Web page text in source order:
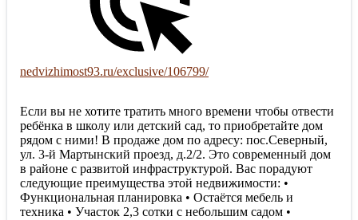
nedvizhimost93.ru/exclusive/106799/
Если вы не хотите тратить много времени чтобы отвести
ребёнка в школу или детский сад, то приобретайте дом
рядом с ними! В продаже дом по адресу: пос.Северный,
ул. 3-й Мартынский проезд, д.2/2. Это современный дом
в районе с развитой инфраструктурой. Вас порадуют
следующие преимущества этой недвижимости: •
Функциональная планировка • Остаётся мебель и
техника • Участок 2,3 сотки с небольшим садом •